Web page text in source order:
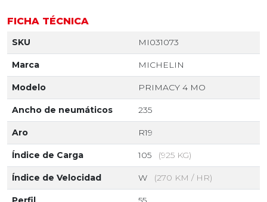
FICHA TÉCNICA
SKU MI031073
Marca MICHELIN
Modelo PRIMACY 4 MO
Ancho de neumáticos 235
Aro R19
Índice de Carga 105 (925 KG)
Índice de Velocidad W (270 KM / HR)